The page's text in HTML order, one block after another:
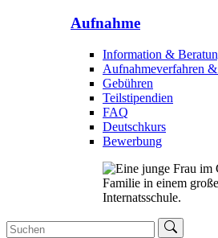
Aufnahme
Information &
Aufnahmeverfahren
Gebühren
Teilstipendien
FAQ
Deutschkurs
Bewerbung